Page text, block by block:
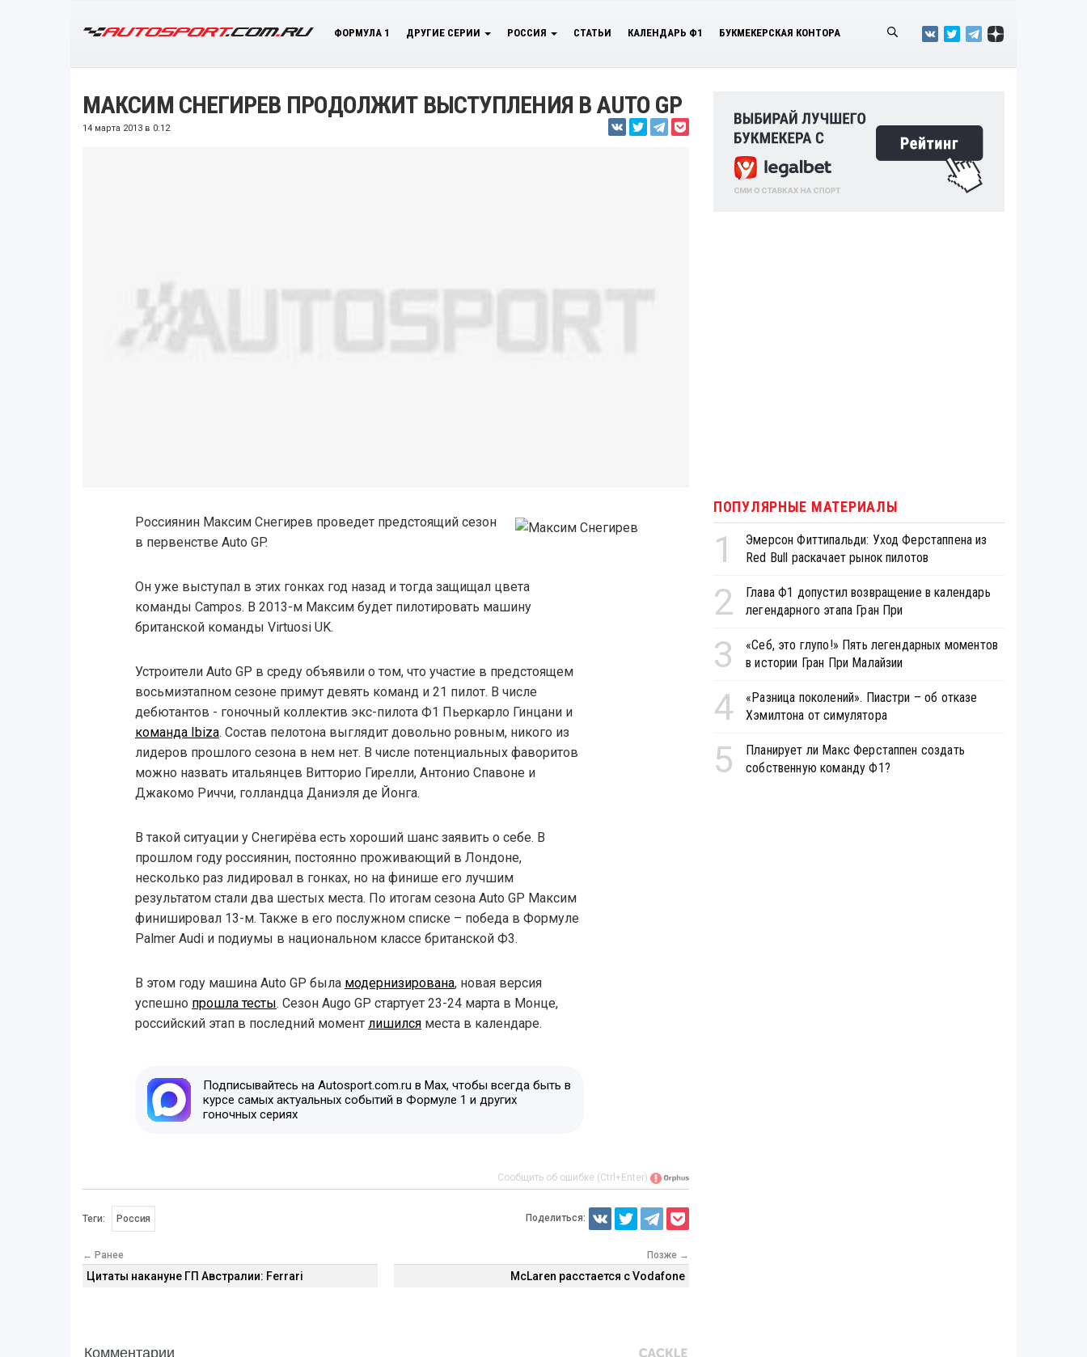
ФОРМУЛА 1 ДРУГИЕ СЕРИИ РОССИЯ СТАТЬИ КАЛЕНДАРЬ Ф1 БУКМЕКЕРСКАЯ КОНТОРА
МАКСИМ СНЕГИРЕВ ПРОДОЛЖИТ ВЫСТУПЛЕНИЯ В AUTO GP
14 марта 2013 в 0:12
Россиянин Максим Снегирев проведет предстоящий сезон
в первенстве Auto GP.
Он уже выступал в этих гонках год назад и тогда защищал цвета
команды Campos. В 2013-м Максим будет пилотировать машину
британской команды Virtuosi UK.
Устроители Auto GP в среду объявили о том, что участие в предстоящем
восьмиэтапном сезоне примут девять команд и 21 пилот. В числе
дебютантов - гоночный коллектив экс-пилота Ф1 Пьеркарло Гинцани и
команда Ibiza. Состав пелотона выглядит довольно ровным, никого из
лидеров прошлого сезона в нем нет. В числе потенциальных фаворитов
можно назвать итальянцев Витторио Гирелли, Антонио Спавоне и
Джакомо Риччи, голландца Даниэля де Йонга.
В такой ситуации у Снегирёва есть хороший шанс заявить о себе. В
прошлом году россиянин, постоянно проживающий в Лондоне,
несколько раз лидировал в гонках, но на финише его лучшим
результатом стали два шестых места. По итогам сезона Auto GP Максим
финишировал 13-м. Также в его послужном списке – победа в Формуле
Palmer Audi и подиумы в национальном классе британской Ф3.
В этом году машина Auto GP была модернизирована, новая версия
успешно прошла тесты. Сезон Augo GP стартует 23-24 марта в Монце,
российский этап в последний момент лишилсяместа в календаре.
Подписывайтесь на Autosport.com.ru в Max, чтобы всегда быть в
курсе самых актуальных событий в Формуле 1 и других
гоночных сериях
Сообщить об ошибке (Ctrl+Enter)
Теги: Россия Поделиться:
← Ранее
Цитаты накануне ГП Австралии: Ferrari
Позже →
McLaren расстается с Vodafone
Комментарии
ПОПУЛЯРНЫЕ МАТЕРИАЛЫ
1
Эмерсон Фиттипальди: Уход Ферстаппена из
Red Bull раскачает рынок пилотов
2
Глава Ф1 допустил возвращение в календарь
легендарного этапа Гран При
3
«Себ, это глупо!» Пять легендарных моментов
в истории Гран При Малайзии
4
«Разница поколений». Пиастри – об отказе
Хэмилтона от симулятора
5
Планирует ли Макс Ферстаппен создать
собственную команду Ф1?